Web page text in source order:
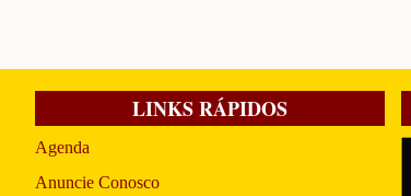
LINKS RÁPIDOS
Agenda
Anuncie Conosco